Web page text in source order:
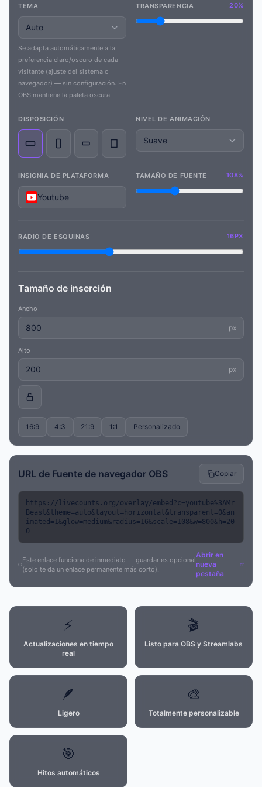
TEMA
Se adapta automáticamente a la
preferencia claro/oscuro de cada
visitante (ajuste del sistema o
navegador) — sin configuración. En
OBS mantiene la paleta oscura.
TRANSPARENCIA 20%
DISPOSICIÓN NIVEL DE ANIMACIÓN
INSIGNIA DE PLATAFORMA
Youtube
TAMAÑO DE FUENTE 108%
RADIO DE ESQUINAS 16PX
Tamaño de inserción
Ancho
px
Alto
px
16:9 4:3 21:9 1:1 Personalizado
URL de Fuente de navegador OBS Copiar
https://livecounts.org/overlay/embed?c=youtube%3AMr
Beast&theme=auto&layout=horizontal&transparent=0&an
imated=1&glow=medium&radius=16&scale=108&w=800&h=20
0
Este enlace funciona de inmediato — guardar es opcional
(solo te da un enlace permanente más corto).
Abrir en
nueva
pestaña
⚡
Actualizaciones en tiempo
real
🎬
Listo para OBS y Streamlabs
🪶
Ligero
🎨
Totalmente personalizable
🎯
Hitos automáticos